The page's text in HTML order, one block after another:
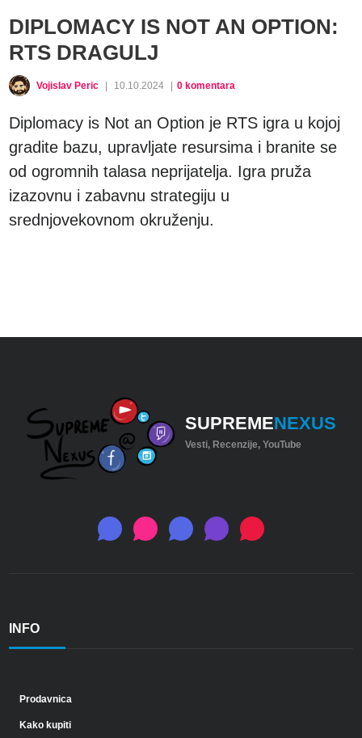
DIPLOMACY IS NOT AN OPTION:
RTS DRAGULJ
Vojislav Peric 10.10.2024 0 komentara
Diplomacy is Not an Option je RTS igra u kojoj
gradite bazu, upravljate resursima i branite se
od ogromnih talasa neprijatelja. Igra pruža
izazovnu i zabavnu strategiju u
srednjovekovnom okruženju.
SUPREMENEXUS
Vesti, Recenzije, YouTube
INFO
Prodavnica
Kako kupiti